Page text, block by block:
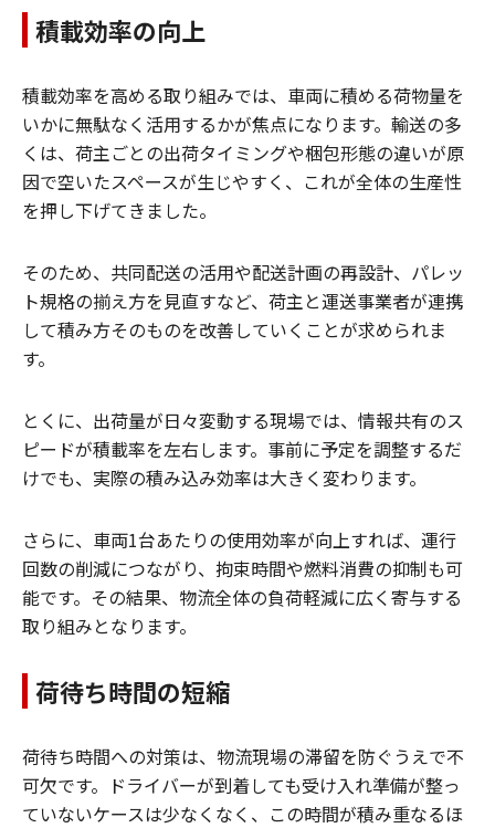
積載効率の向上
積載効率を高める取り組みでは、車両に積める荷物量を
いかに無駄なく活用するかが焦点になります。輸送の多
くは、荷主ごとの出荷タイミングや梱包形態の違いが原
因で空いたスペースが生じやすく、これが全体の生産性
を押し下げてきました。
そのため、共同配送の活用や配送計画の再設計、パレッ
ト規格の揃え方を見直すなど、荷主と運送事業者が連携
して積み方そのものを改善していくことが求められま
す。
とくに、出荷量が日々変動する現場では、情報共有のス
ピードが積載率を左右します。事前に予定を調整するだ
けでも、実際の積み込み効率は大きく変わります。
さらに、車両1台あたりの使用効率が向上すれば、運行
回数の削減につながり、拘束時間や燃料消費の抑制も可
能です。その結果、物流全体の負荷軽減に広く寄与する
取り組みとなります。
荷待ち時間の短縮
荷待ち時間への対策は、物流現場の滞留を防ぐうえで不
可欠です。ドライバーが到着しても受け入れ準備が整っ
ていないケースは少なくなく、この時間が積み重なるほ